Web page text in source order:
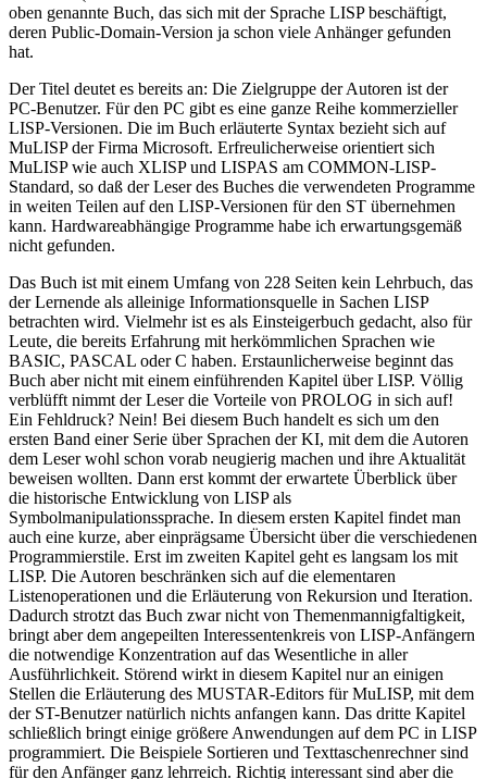
oben genannte Buch, das sich mit der Sprache LISP beschäftigt,
deren Public-Domain-Version ja schon viele Anhänger gefunden
hat.
Der Titel deutet es bereits an: Die Zielgruppe der Autoren ist der
PC-Benutzer. Für den PC gibt es eine ganze Reihe kommerzieller
LISP-Versionen. Die im Buch erläuterte Syntax bezieht sich auf
MuLISP der Firma Microsoft. Erfreulicherweise orientiert sich
MuLISP wie auch XLISP und LISPAS am COMMON-LISP-
Standard, so daß der Leser des Buches die verwendeten Programme
in weiten Teilen auf den LISP-Versionen für den ST übernehmen
kann. Hardwareabhängige Programme habe ich erwartungsgemäß
nicht gefunden.
Das Buch ist mit einem Umfang von 228 Seiten kein Lehrbuch, das
der Lernende als alleinige Informationsquelle in Sachen LISP
betrachten wird. Vielmehr ist es als Einsteigerbuch gedacht, also für
Leute, die bereits Erfahrung mit herkömmlichen Sprachen wie
BASIC, PASCAL oder C haben. Erstaunlicherweise beginnt das
Buch aber nicht mit einem einführenden Kapitel über LISP. Völlig
verblüfft nimmt der Leser die Vorteile von PROLOG in sich auf!
Ein Fehldruck? Nein! Bei diesem Buch handelt es sich um den
ersten Band einer Serie über Sprachen der KI, mit dem die Autoren
dem Leser wohl schon vorab neugierig machen und ihre Aktualität
beweisen wollten. Dann erst kommt der erwartete Überblick über
die historische Entwicklung von LISP als
Symbolmanipulationssprache. In diesem ersten Kapitel findet man
auch eine kurze, aber einprägsame Übersicht über die verschiedenen
Programmierstile. Erst im zweiten Kapitel geht es langsam los mit
LISP. Die Autoren beschränken sich auf die elementaren
Listenoperationen und die Erläuterung von Rekursion und Iteration.
Dadurch strotzt das Buch zwar nicht von Themenmannigfaltigkeit,
bringt aber dem angepeilten Interessentenkreis von LISP-Anfängern
die notwendige Konzentration auf das Wesentliche in aller
Ausführlichkeit. Störend wirkt in diesem Kapitel nur an einigen
Stellen die Erläuterung des MUSTAR-Editors für MuLISP, mit dem
der ST-Benutzer natürlich nichts anfangen kann. Das dritte Kapitel
schließlich bringt einige größere Anwendungen auf dem PC in LISP
programmiert. Die Beispiele Sortieren und Texttaschenrechner sind
für den Anfänger ganz lehrreich. Richtig interessant sind aber die